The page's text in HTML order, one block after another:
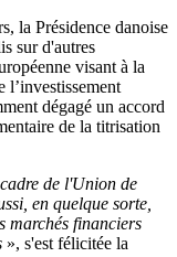
la Présidence danoise
sur d'autres
visant à la
l’investissement
dégagé un accord
de la titrisation
de l'Union de
en quelque sorte,
marchés financiers
», s'est félicitée la